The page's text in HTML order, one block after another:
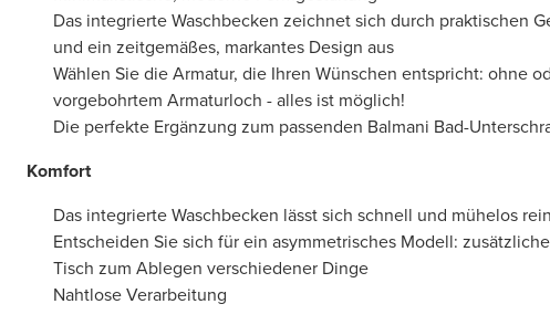
Das integrierte Waschbecken zeichnet sich durch praktischen
und ein zeitgemäßes, markantes Design aus
Wählen Sie die Armatur, die Ihren Wünschen entspricht: ohne
vorgebohrtem Armaturloch - alles ist möglich!
Die perfekte Ergänzung zum passenden Balmani Bad-
Komfort
Das integrierte Waschbecken lässt sich schnell und mühelos
Entscheiden Sie sich für ein asymmetrisches Modell:
Tisch zum Ablegen verschiedener Dinge
Nahtlose Verarbeitung